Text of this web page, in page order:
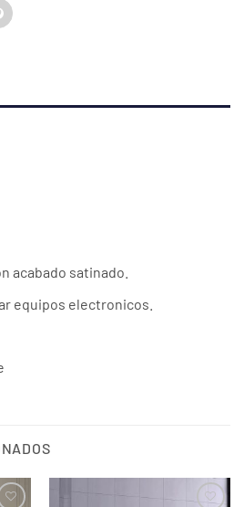
acabado satinado.
equipos electronicos.